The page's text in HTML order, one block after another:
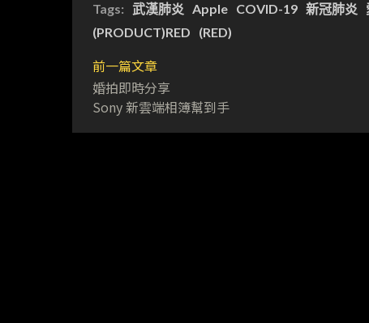
Tags: 武漢肺炎 Apple COVID-19 新冠肺炎
(PRODUCT)RED
(RED)
前一篇文章
婚拍即時分享
Sony 新雲端相簿幫到手